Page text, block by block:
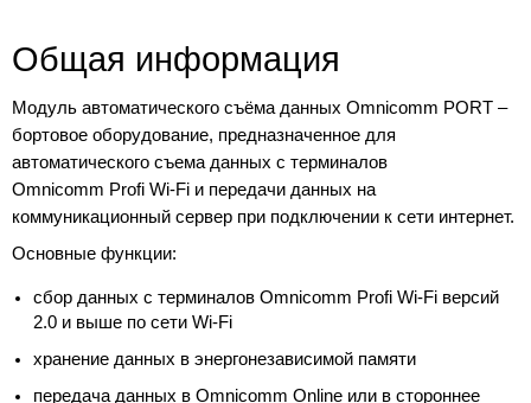
Общая информация
Модуль автоматического съёма данных Omnicomm PORT –
бортовое оборудование, предназначенное для
автоматического съема данных с терминалов
Omnicomm Profi Wi-Fi и передачи данных на
коммуникационный сервер при подключении к сети интернет.
Основные функции:
сбор данных с терминалов Omnicomm Profi Wi-Fi версий
2.0 и выше по сети Wi-Fi
хранение данных в энергонезависимой памяти
передача данных в Omnicomm Online или в стороннее